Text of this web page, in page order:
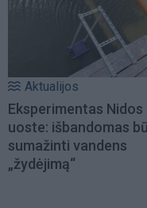
Aktualijos
Eksperimentas Nidos
uoste: išbandomas
sumažinti vandens
„žydėjimą“